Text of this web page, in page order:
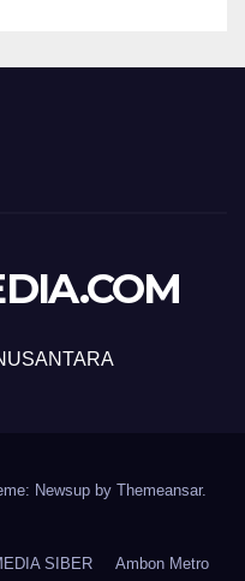
Newsup by Themeansar.
SIBER Ambon Metro